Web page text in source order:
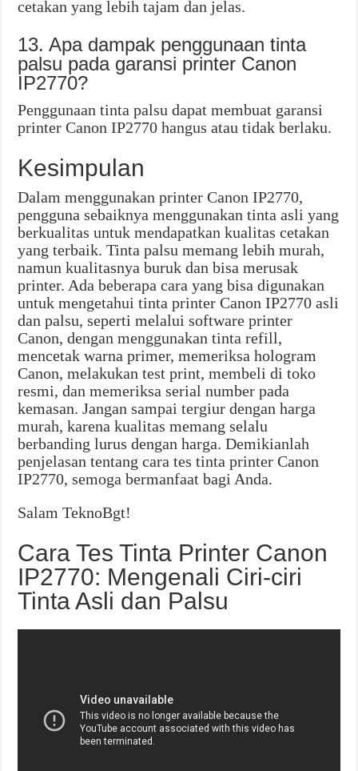
cetakan yang lebih tajam dan jelas.
13. Apa dampak penggunaan tinta
palsu pada garansi printer Canon
IP2770?
Penggunaan tinta palsu dapat membuat garansi
printer Canon IP2770 hangus atau tidak berlaku.
Kesimpulan
Dalam menggunakan printer Canon IP2770,
pengguna sebaiknya menggunakan tinta asli yang
berkualitas untuk mendapatkan kualitas cetakan
yang terbaik. Tinta palsu memang lebih murah,
namun kualitasnya buruk dan bisa merusak
printer. Ada beberapa cara yang bisa digunakan
untuk mengetahui tinta printer Canon IP2770 asli
dan palsu, seperti melalui software printer
Canon, dengan menggunakan tinta refill,
mencetak warna primer, memeriksa hologram
Canon, melakukan test print, membeli di toko
resmi, dan memeriksa serial number pada
kemasan. Jangan sampai tergiur dengan harga
murah, karena kualitas memang selalu
berbanding lurus dengan harga. Demikianlah
penjelasan tentang cara tes tinta printer Canon
IP2770, semoga bermanfaat bagi Anda.
Salam TeknoBgt!
Cara Tes Tinta Printer Canon
IP2770: Mengenali Ciri-ciri
Tinta Asli dan Palsu